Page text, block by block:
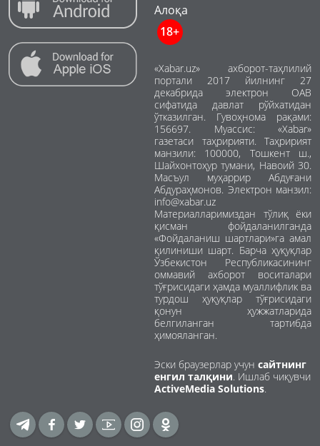
Алоқа
18+
«Xabar.uz» ахборот-таҳлилий
портали 2017 йилнинг 27
декабрида электрон ОАВ
сифатида давлат рўйхатидан
ўтказилган. Гувоҳнома рақами:
156697. Муассис: «Xabar»
газетаси таҳририяти. Таҳририят
манзили: 100000, Тошкент ш.,
Шайхонтоҳур тумани, Навоий 30.
Масъул муҳаррир Абдуғани
Абдураҳмонов. Электрон манзил:
info@xabar.uz
Материалларимиздан тўлиқ ёки
қисман фойдаланилганда
«Фойдаланиш шартлари»га амал
қилиниши шарт. Барча ҳуқуқлар
Ўзбекистон Республикасининг
оммавий ахборот воситалари
тўғрисидаги ҳамда муаллифлик ва
турдош ҳуқуқлар тўғрисидаги
қонун ҳужжатларида
белгиланган тартибда
ҳимояланган.
Эски браузерлар учун сайтнинг
енгил талқини. Ишлаб чиқувчи
ActiveMedia Solutions.